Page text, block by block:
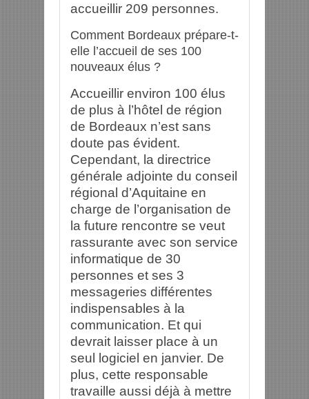
accueillir 209 personnes.
Comment Bordeaux prépare-t-
elle l’accueil de ses 100
nouveaux élus ?
Accueillir environ 100 élus
de plus à l’hôtel de région
de Bordeaux n’est sans
doute pas évident.
Cependant, la directrice
générale adjointe du conseil
régional d’Aquitaine en
charge de l’organisation de
la future rencontre se veut
rassurante avec son service
informatique de 30
personnes et ses 3
messageries différentes
indispensables à la
communication. Et qui
devrait laisser place à un
seul logiciel en janvier. De
plus, cette responsable
travaille aussi déjà à mettre